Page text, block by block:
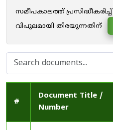
സമീപകാലത്ത് പ്രസിദ്ധീകരിച്ച്
വിപുലമായി തിരയുന്നതിന്
#
Document Title /
Number